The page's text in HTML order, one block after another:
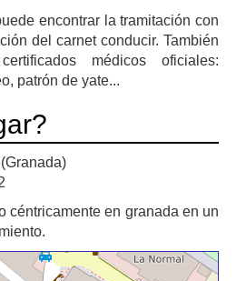
encontrar la tramitación con
del carnet conducir. También
médicos oficiales:
patrón de yate...
céntricamente en granada en un